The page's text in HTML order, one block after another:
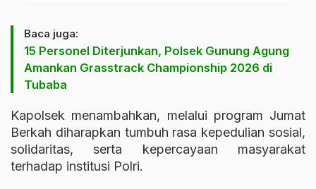
Baca juga:
15 Personel Diterjunkan, Polsek Gunung Agung
Amankan Grasstrack Championship 2026 di
Tubaba
Kapolsek menambahkan, melalui program Jumat
Berkah diharapkan tumbuh rasa kepedulian sosial,
solidaritas, serta kepercayaan masyarakat
terhadap institusi Polri.